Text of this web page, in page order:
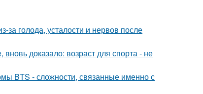
голода, усталости и нервов после
доказало: возраст для спорта - не
BTS - сложности, связанные именно с